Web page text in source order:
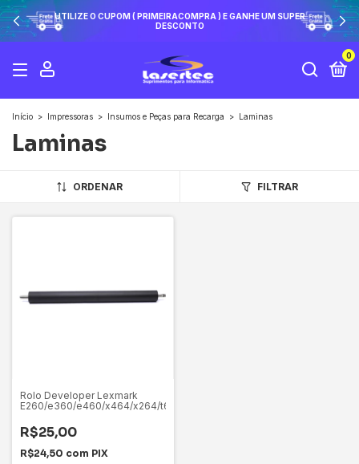
UTILIZE O CUPOM ( PRIMEIRACOMPRA ) E GANHE UM SUPER
DESCONTO
0
Início > Impressoras > Insumos e Peças para Recarga > Laminas
Laminas
ORDENAR FILTRAR
Rolo Developer Lexmark
E260/e360/e460/x464/x264/t650/656
R$25,00
R$24,50 com PIX